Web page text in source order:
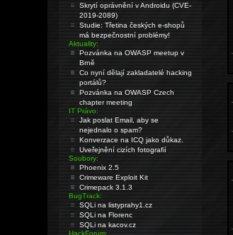
Skrytí oprávnění v Androidu (CVE-
2019-2089)
Studie: Třetina českých e-shopů
má bezpečnostní problémy!
Aktuality:
Pozvánka na OWASP meetup v
Brně
Co nyní dělají zakladatelé hacking
portálů?
Pozvánka na OWASP Czech
chapter meeting
IT Právo:
Jak poslat Email, aby se
nejednalo o spam?
Konverzace na ICQ jako důkaz.
Uveřejnění cizích fotografií
Soubory:
Phoenix 2.5
Crimeware Exploit Kit
Crimepack 3.1.3
BugTrack:
SQLi na listyprahy1.cz
SQLi na Florenc
SQLi na kacov.cz
HackForum: